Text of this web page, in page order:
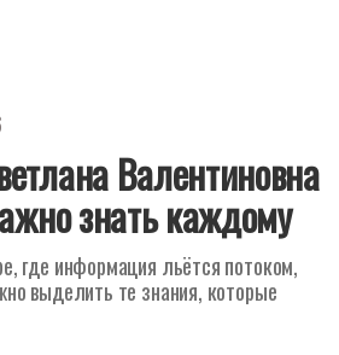
Валентиновна
знать каждому
где информация льётся потоком,
выделить те знания, которые